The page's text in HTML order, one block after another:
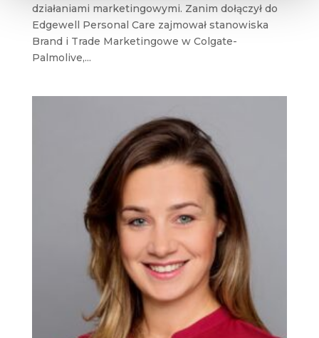
działaniami marketingowymi. Zanim dołączył do
Edgewell Personal Care zajmował stanowiska
Brand i Trade Marketingowe w Colgate-
Palmolive,...